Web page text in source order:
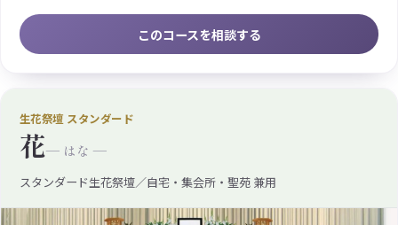
このコースを相談する
生花祭壇 スタンダード
花— はな —
スタンダード生花祭壇／自宅・集会所・聖苑 兼用